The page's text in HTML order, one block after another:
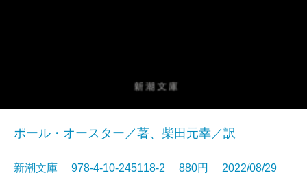
ポール・オースター／著、柴田元幸／訳
新潮文庫 978-4-10-245118-2 880円 2022/08/29